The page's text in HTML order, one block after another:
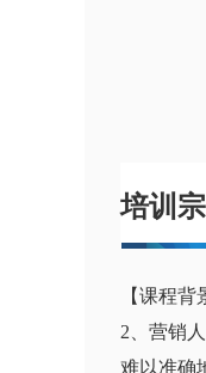
培训
【课程
2、营销
难以准确